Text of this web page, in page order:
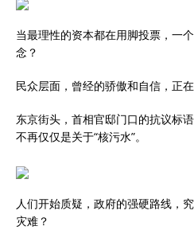
当最理性的资本都在用脚投票，一
念？
民众层面，曾经的骄傲和自信，正
东京街头，首相官邸门口的抗议标
不再仅仅是关于“核污水”。
人们开始质疑，政府的强硬路线，
灾难？